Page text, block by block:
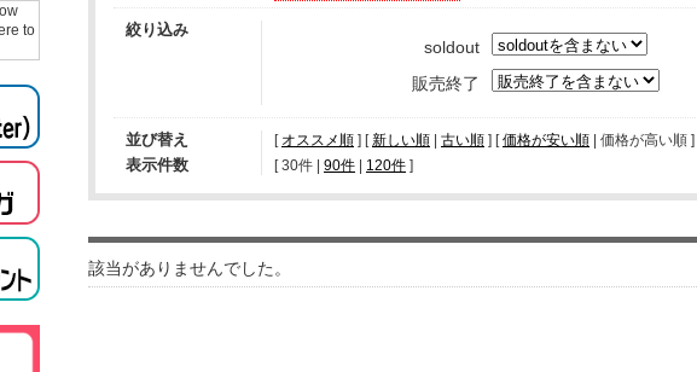
to
絞り込み
soldout
販売終了
並び替え [ オススメ順 ] [新しい順 | 古い順 ] [価格が安い順 | 価格が高い順
表示件数 [ 30件 | 90件 | 120件 ]
該当がありませんでした。